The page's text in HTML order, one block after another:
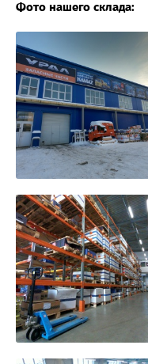
Фото нашего склада: